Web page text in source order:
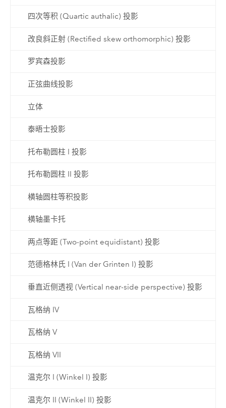
四次等积 (Quartic authalic) 投影
改良斜正射 (Rectified skew orthomorphic) 投影
罗宾森投影
正弦曲线投影
立体
泰晤士投影
托布勒圆柱 I 投影
托布勒圆柱 II 投影
横轴圆柱等积投影
横轴墨卡托
两点等距 (Two-point equidistant) 投影
范德格林氏 I (Van der Grinten I) 投影
垂直近侧透视 (Vertical near-side perspective) 投影
瓦格纳 IV
瓦格纳 V
瓦格纳 VII
温克尔 I (Winkel I) 投影
温克尔 II (Winkel II) 投影